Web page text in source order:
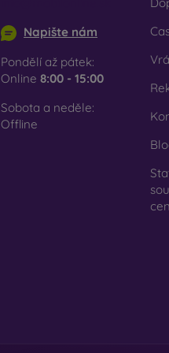
Ať už se rozhodnete pro
smartphonu. V našem e-
Napište nám
Pondělí až pátek:
Online 8:00 - 15:00
Sobota a neděle:
Offline